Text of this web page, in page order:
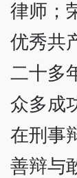
律师；
优秀共
二十多
众多成
在刑事
善辩与